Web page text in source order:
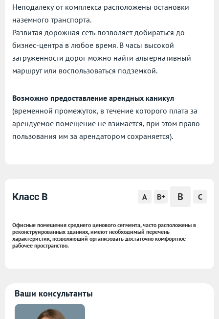
Неподалеку от комплекса расположены остановки
наземного транспорта.
Развитая дорожная сеть позволяет добираться до
бизнес-центра в любое время. В часы высокой
загруженности дорог можно найти альтернативный
маршрут или воспользоваться подземкой.
Возможно предоставление арендных каникул
(временной промежуток, в течение которого плата за
арендуемое помещение не взимается, при этом право
пользования им за арендатором сохраняется).
Класс B A B+ B C
Офисные помещения среднего ценового сегмента, часто расположены в
реконструированных зданиях, имеют необходимый перечень
характеристик, позволяющий организовать достаточно комфортное
рабочее пространство.
Ваши консультанты